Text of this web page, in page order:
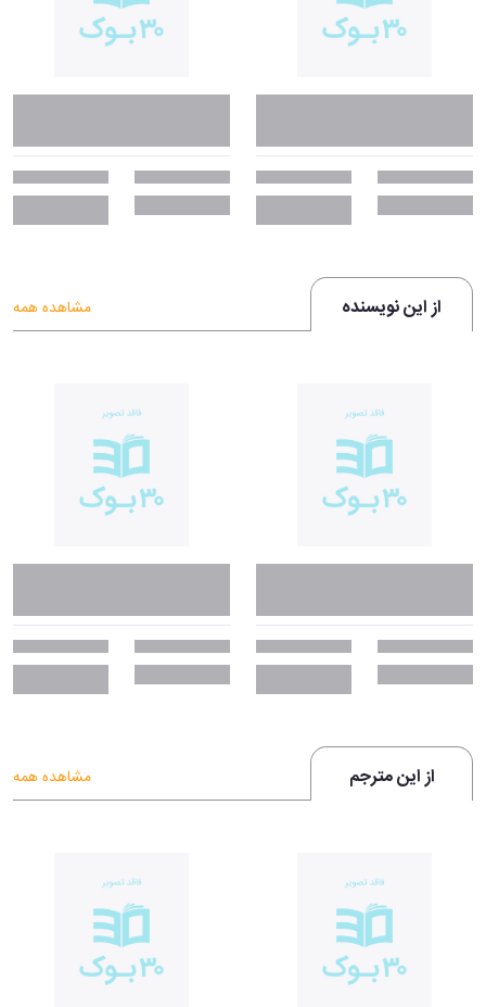
از این نویسنده مشاهده همه
از این مترجم مشاهده همه